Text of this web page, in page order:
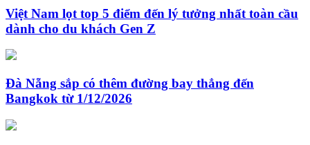
Việt Nam lọt top 5 điểm đến lý tưởng nhất toàn cầu
dành cho du khách Gen Z
Đà Nẵng sắp có thêm đường bay thẳng đến
Bangkok từ 1/12/2026